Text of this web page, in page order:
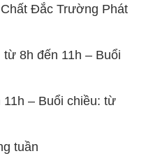
Đắc Trường Phát
8h đến 11h – Buổi
– Buổi chiều: từ
tuần